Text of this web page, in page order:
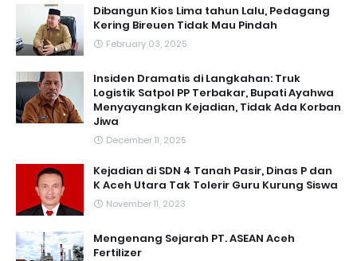
Dibangun Kios Lima tahun Lalu, Pedagang
Kering Bireuen Tidak Mau Pindah
February 03, 2025
Insiden Dramatis di Langkahan: Truk
Logistik Satpol PP Terbakar, Bupati Ayahwa
Menyayangkan Kejadian, Tidak Ada Korban
Jiwa
December 11, 2025
Kejadian di SDN 4 Tanah Pasir, Dinas P dan
K Aceh Utara Tak Tolerir Guru Kurung Siswa
November 11, 2023
Mengenang Sejarah PT. ASEAN Aceh
Fertilizer